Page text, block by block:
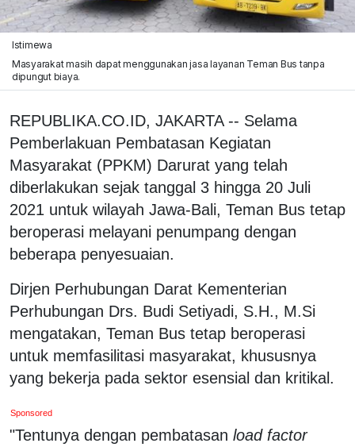
Istimewa
Masyarakat masih dapat menggunakan jasa layanan Teman Bus tanpa
dipungut biaya.
REPUBLIKA.CO.ID, JAKARTA -- Selama
Pemberlakuan Pembatasan Kegiatan
Masyarakat (PPKM) Darurat yang telah
diberlakukan sejak tanggal 3 hingga 20 Juli
2021 untuk wilayah Jawa-Bali, Teman Bus tetap
beroperasi melayani penumpang dengan
beberapa penyesuaian.
Dirjen Perhubungan Darat Kementerian
Perhubungan Drs. Budi Setiyadi, S.H., M.Si
mengatakan, Teman Bus tetap beroperasi
untuk memfasilitasi masyarakat, khususnya
yang bekerja pada sektor esensial dan kritikal.
Sponsored
"Tentunya dengan pembatasan load factor